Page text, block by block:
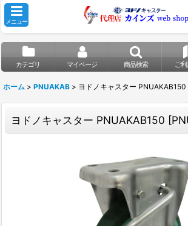
メニュー
カテゴリ マイページ 商品検索 ご
ホーム > PNUAKAB > ヨドノキャスター PNUAKAB150
ヨドノキャスター PNUAKAB150 [